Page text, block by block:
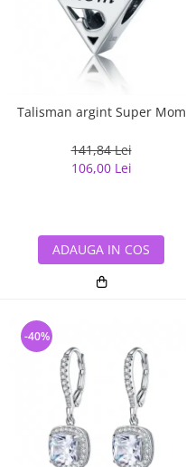
Talisman argint Super Mom
141,84 Lei
106,00 Lei
ADAUGA IN COS
-40%